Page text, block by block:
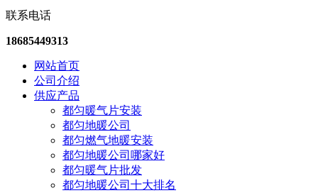
联系电话
18685449313
网站首页
公司介绍
供应产品
都匀暖气片安装
都匀地暖公司
都匀燃气地暖安装
都匀地暖公司哪家好
都匀暖气片批发
都匀地暖公司十大排名